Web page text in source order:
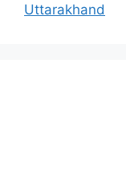
Uttarakhand